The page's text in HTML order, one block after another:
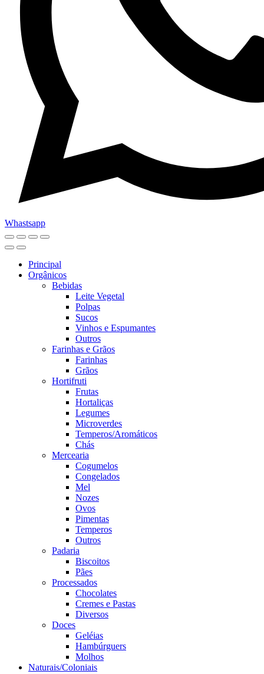
Whastsapp
Principal
Orgânicos
Bebidas
Leite Vegetal
Polpas
Sucos
Vinhos e Espumantes
Outros
Farinhas e Grãos
Farinhas
Grãos
Hortifruti
Frutas
Hortaliças
Legumes
Microverdes
Temperos/Aromáticos
Chás
Mercearia
Cogumelos
Congelados
Mel
Nozes
Ovos
Pimentas
Temperos
Outros
Padaria
Biscoitos
Pães
Processados
Chocolates
Cremes e Pastas
Diversos
Doces
Geléias
Hambúrguers
Molhos
Naturais/Coloniais